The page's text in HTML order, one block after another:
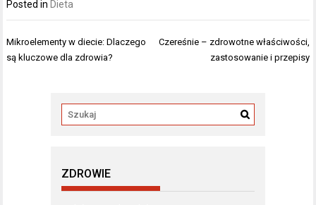
Posted in Dieta
Nawigacja
wpisu
Mikroelementy w diecie: Dlaczego
są kluczowe dla zdrowia?
Czereśnie – zdrowotne właściwości,
zastosowanie i przepisy
ZDROWIE